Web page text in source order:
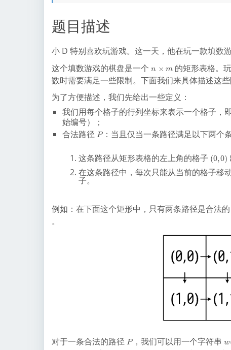
题目描述
小 D 特别喜欢玩游戏。这一天，他在玩一款填数游
这个填数游戏的棋盘是一个 n
\
ti
m
m
n × m 的矩形表格。
数时需要满足一些限制。下面我们来具体描述这些
为了方便描述，我们先给出一些定义：
我们用每个格子的行列坐标来表示一个格子，即
始编号）；
合法路径 P
P ：当且仅当一条路径满足以下两个
这条路径从矩形表格的左上角的格子 (
0
,
(0,0)
在这条路径中，每次只能从当前的格子移
子。
例如：在下面这个矩形中，只有两条路径是合法
。
对于一条合法的路径 P
P ，我们可以用一个字符串w
w